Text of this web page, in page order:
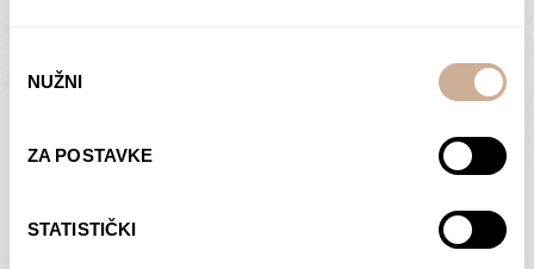
pristanka
NUŽNI
ZA POSTAVKE
STATISTIČKI
Dolac
ODABERI OPCIJE
Moreškanti – sjena
€Raspon
od
75,00 €
ODABERI OPCIJE